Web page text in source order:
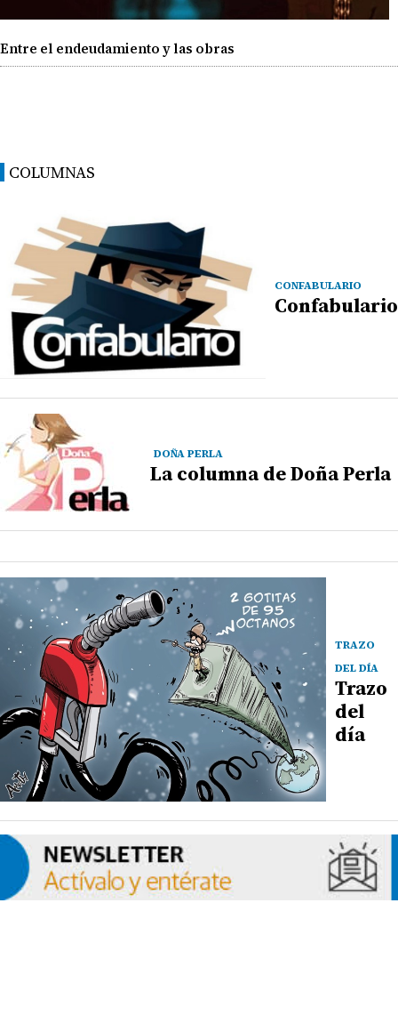
Entre el endeudamiento y las obras
COLUMNAS
CONFABULARIO
Confabulario
DOÑA PERLA
La columna de Doña Perla
TRAZO
DEL DÍA
Trazo
del
día